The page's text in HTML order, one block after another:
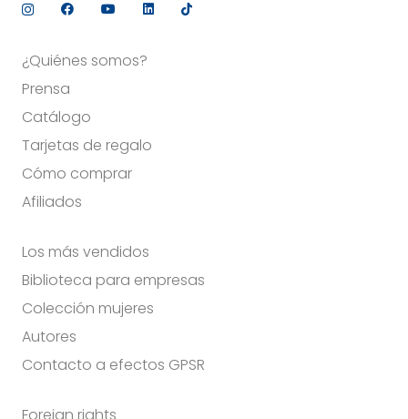
¿Quiénes somos?
Prensa
Catálogo
Tarjetas de regalo
Cómo comprar
Afiliados
Los más vendidos
Biblioteca para empresas
Colección mujeres
Autores
Contacto a efectos GPSR
Foreign rights